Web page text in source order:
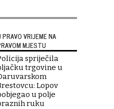
PRAVO VRIJEME NA
MJESTU
spriječila
trgovine u
Lopov
u polje
ruku